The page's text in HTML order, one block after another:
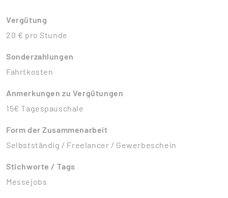
Vergütung
20 € pro Stunde
Sonderzahlungen
Fahrtkosten
Anmerkungen zu Vergütungen
15€ Tagespauschale
Form der Zusammenarbeit
Selbstständig / Freelancer / Gewerbeschein
Stichworte / Tags
Messejobs